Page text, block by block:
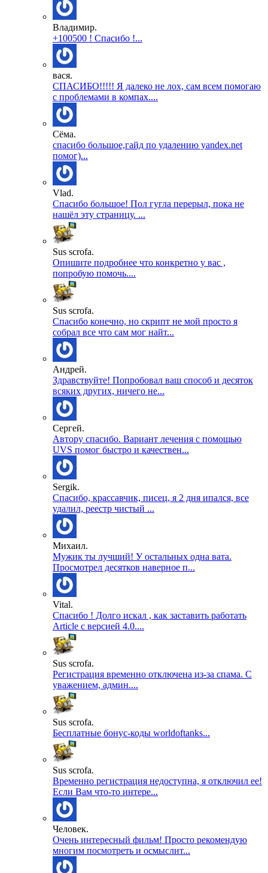
Владимир.
+100500 ! Спасибо !...
вася.
СПАСИБО!!!!! Я далеко не лох, сам всем помогаю
с проблемами в компах....
Сёма.
спасибо большое,гайд по удалению yandex.net
помог)...
Vlad.
Спасибо большое! Пол гугла перерыл, пока не
нашёл эту страницу. ...
Sus scrofa.
Опишите подробнее что конкретно у вас ,
попробую помочь....
Sus scrofa.
Спасибо конечно, но скрипт не мой просто я
собрал все что сам мог найт...
Андрей.
Здравствуйте! Попробовал ваш способ и десяток
всяких других, ничего не...
Сергей.
Автору спасибо. Вариант лечения с помощью
UVS помог быстро и качествен...
Sergik.
Спасибо, крассавчик, писец, я 2 дня ипался, все
удалил, реестр чистый ...
Михаил.
Мужик ты лучший! У остальных одна вата.
Просмотрел десятков наверное п...
Vital.
Спасибо ! Долго искал , как заставить работать
Article с версией 4.0....
Sus scrofa.
Регистрация временно отключена из-за спама. С
уважением, админ....
Sus scrofa.
Бесплатные бонус-коды worldoftanks...
Sus scrofa.
Временно регистрация недоступна, я отключил ее!
Если Вам что-то интере...
Человек.
Очень интересный фильм! Просто рекомендую
многим посмотреть и осмыслит...